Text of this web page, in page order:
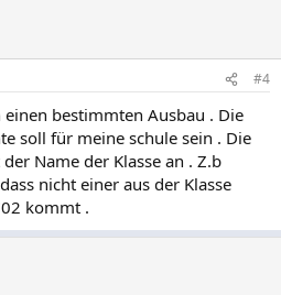
#4
bestimmten Ausbau . Die
soll für meine schule sein . Die
Name der Klasse an . Z.b
nicht einer aus der Klasse
kommt .